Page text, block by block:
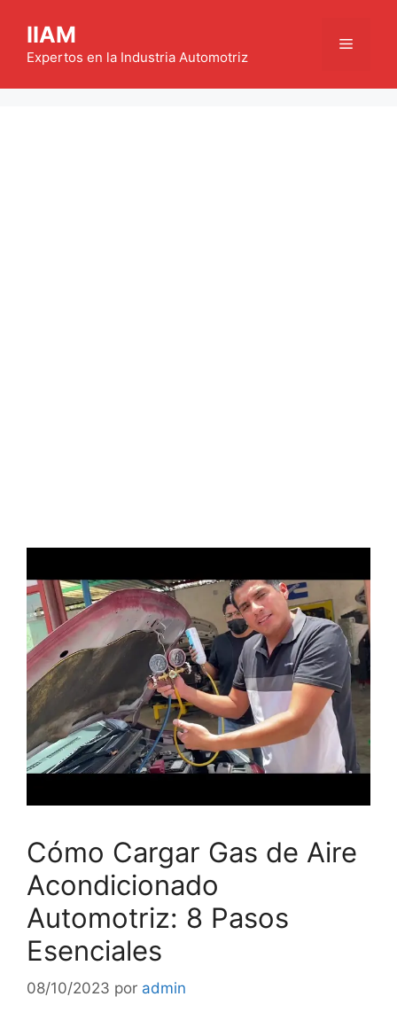
contenido
IIAM
Expertos en la Industria Automotriz
Menú
Cómo Cargar Gas de Aire
Acondicionado
Automotriz: 8 Pasos
Esenciales
08/10/2023 por admin